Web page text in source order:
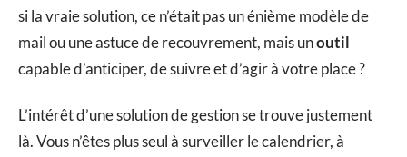
si la vraie solution, ce n’était pas un énième modèle de
mail ou une astuce de recouvrement, mais unoutil
capable d’anticiper, de suivre et d’agir à votre place ?
L’intérêt d’une solution de gestion se trouve justement
là. Vous n’êtes plus seul à surveiller le calendrier, à